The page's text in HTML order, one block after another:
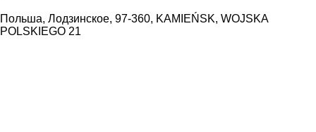
Польша, Лодзинское, 97-360, KAMIEŃSK, WOJSKA
POLSKIEGO 21